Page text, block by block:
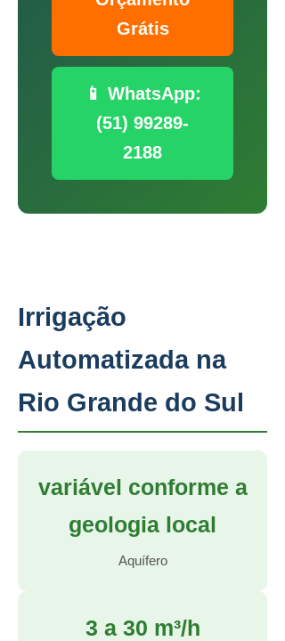
Grátis
📱 WhatsApp:
(51) 99289-
2188
Irrigação
Automatizada na
Rio Grande do Sul
variável conforme a
geologia local
Aquífero
3 a 30 m³/h